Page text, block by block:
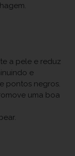
a pele e reduz
e
pontos negros.
uma boa